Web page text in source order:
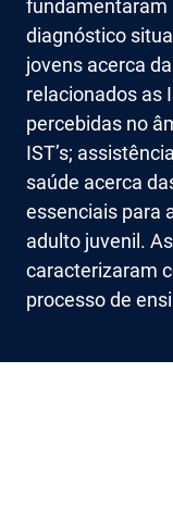
fundamentaram
diagnóstico
jovens acerca
relacionados as
percebidas no
IST’s;
saúde acerca
essenciais para
adulto juvenil.
caracterizaram
processo de